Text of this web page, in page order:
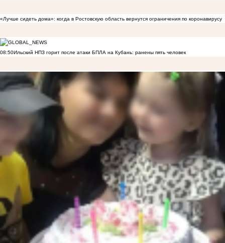
«Лучше сидеть дома»: когда в Ростовскую область вернутся ограничения по коронавирусу
08:50Ильский НПЗ горит после атаки БПЛА на Кубань: ранены пять человек